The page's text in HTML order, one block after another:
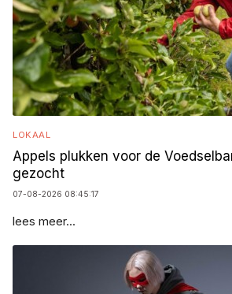
LOKAAL
Appels plukken voor de
gezocht
07-08-2026 08:45:17
lees meer...